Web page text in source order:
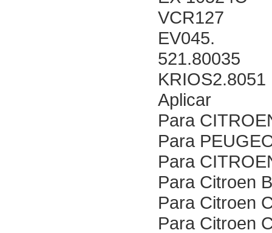
VCR127
EV045.
521.80035
KRIOS2.8051
Aplicar
Para
Para
Para
Para Citroen
Para Citroen
Para Citroen